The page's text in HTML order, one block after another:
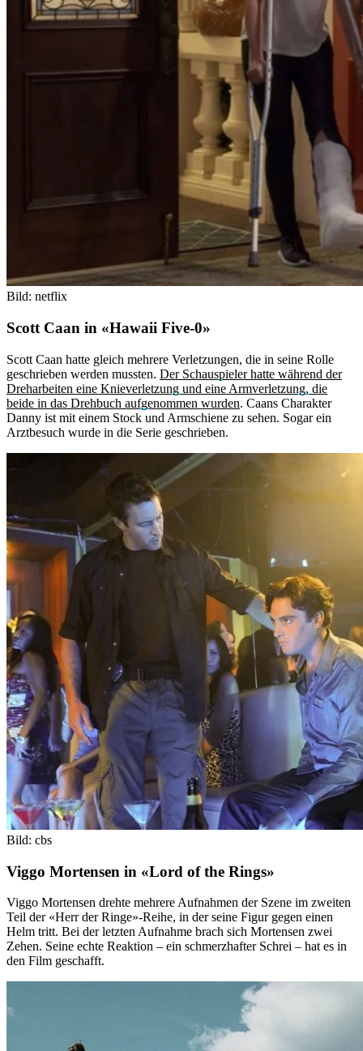
Bild: netflix
Scott Caan in «Hawaii Five-0»
Scott Caan hatte gleich mehrere Verletzungen, die in seine Rolle
geschrieben werden mussten. Der Schauspieler hatte während der
Dreharbeiten eine Knieverletzung und eine Armverletzung, die
beide in das Drehbuch aufgenommen wurden. Caans Charakter
Danny ist mit einem Stock und Armschiene zu sehen. Sogar ein
Arztbesuch wurde in die Serie geschrieben.
Bild: cbs
Viggo Mortensen in «Lord of the Rings»
Viggo Mortensen drehte mehrere Aufnahmen der Szene im zweiten
Teil der «Herr der Ringe»-Reihe, in der seine Figur gegen einen
Helm tritt. Bei der letzten Aufnahme brach sich Mortensen zwei
Zehen. Seine echte Reaktion – ein schmerzhafter Schrei – hat es in
den Film geschafft.